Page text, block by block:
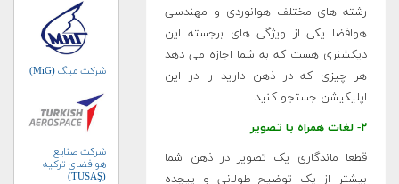
رشته های مختلف هوانوردی و مهندسی
هوافضا یکی از ویژگی های برجسته این
دیکشنری هست که به شما اجازه می دهد
هر چیزی که در ذهن دارید را در این
اپلیکیشن جستجو کنید.
۲- لغات همراه با تصویر
قطعا ماندگاری یک تصویر در ذهن شما
بیشتر از یک توضیح طولانی و پیچده
شرکت میگ (MiG)
شرکت صنایع
هوافضای ترکیه
(TUSAŞ)